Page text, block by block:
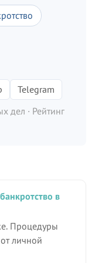
Telegram
дел · Рейтинг
в
Процедуры
личной